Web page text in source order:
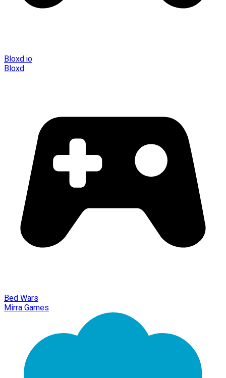
Bloxd.io
Bloxd
Bed Wars
Mirra Games